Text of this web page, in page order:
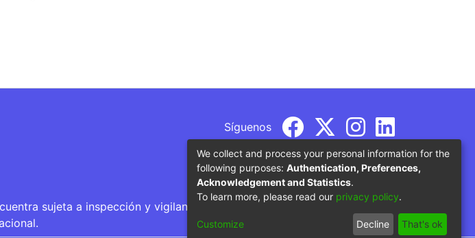
Síguenos
sujeta a inspección y vigilancia por parte del Ministerio de Educación
We collect and process your personal information for the
following purposes: Authentication, Preferences,
Acknowledgement and Statistics.
To learn more, please read our privacy policy.
Customize Decline That's ok